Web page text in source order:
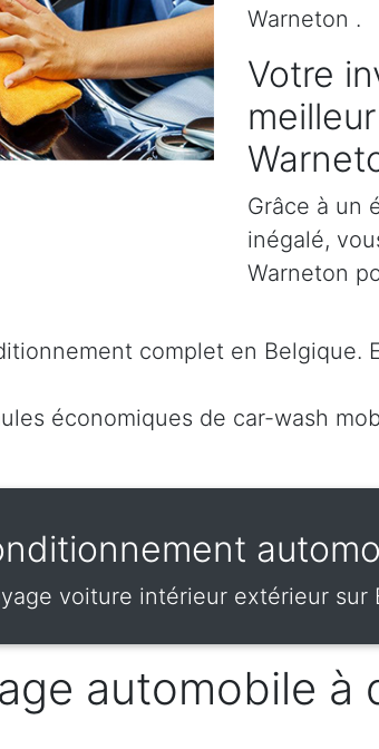
Warneton .
Votre
Grâce à un
inégalé,
Warneton
complet en Belgique.
économiques de car-wash
voiture intérieur extérieur sur
automobile à